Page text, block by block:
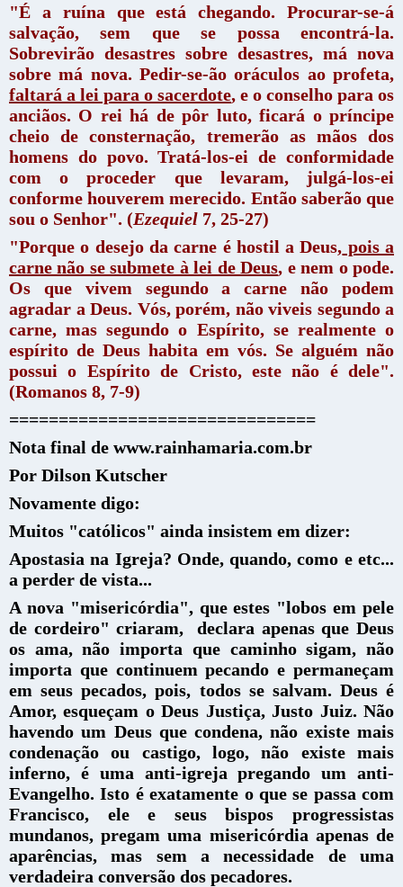
"É a ruína que está chegando. Procurar-se-á
salvação, sem que se possa encontrá-la.
Sobrevirão desastres sobre desastres, má nova
sobre má nova. Pedir-se-ão oráculos ao profeta,
faltará a lei para o sacerdote, e o conselho para os
anciãos. O rei há de pôr luto, ficará o príncipe
cheio de consternação, tremerão as mãos dos
homens do povo. Tratá-los-ei de conformidade
com o proceder que levaram, julgá-los-ei
conforme houverem merecido. Então saberão que
sou o Senhor". (Ezequiel 7, 25-27)
"Porque o desejo da carne é hostil a Deus, pois a
carne não se submete à lei de Deus, e nem o pode.
Os que vivem segundo a carne não podem
agradar a Deus. Vós, porém, não viveis segundo a
carne, mas segundo o Espírito, se realmente o
espírito de Deus habita em vós. Se alguém não
possui o Espírito de Cristo, este não é dele".
(Romanos 8, 7-9)
===============================
Nota final de www.rainhamaria.com.br
Por Dilson Kutscher
Novamente digo:
Muitos "católicos" ainda insistem em dizer:
Apostasia na Igreja? Onde, quando, como e etc...
a perder de vista...
A nova "misericórdia", que estes "lobos em pele
de cordeiro" criaram, declara apenas que Deus
os ama, não importa que caminho sigam, não
importa que continuem pecando e permaneçam
em seus pecados, pois, todos se salvam. Deus é
Amor, esqueçam o Deus Justiça, Justo Juiz. Não
havendo um Deus que condena, não existe mais
condenação ou castigo, logo, não existe mais
inferno, é uma anti-igreja pregando um anti-
Evangelho.Isto é exatamente o que se passa com
Francisco, ele e seus bispos progressistas
mundanos, pregam uma misericórdia apenas de
aparências, mas sem a necessidade de uma
verdadeira conversão dos pecadores.